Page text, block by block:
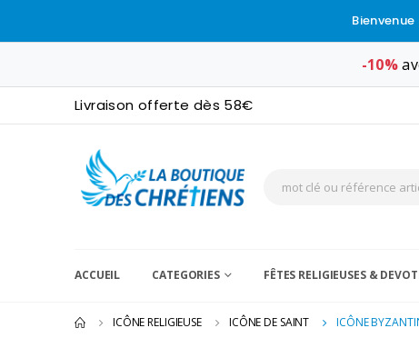
Bienvenue
-10%
Livraison offerte dès 58€
ACCUEIL CATEGORIES FÊTES RELIGIEUSES &
ICÔNE RELIGIEUSE ICÔNE DE SAINT ICÔNE